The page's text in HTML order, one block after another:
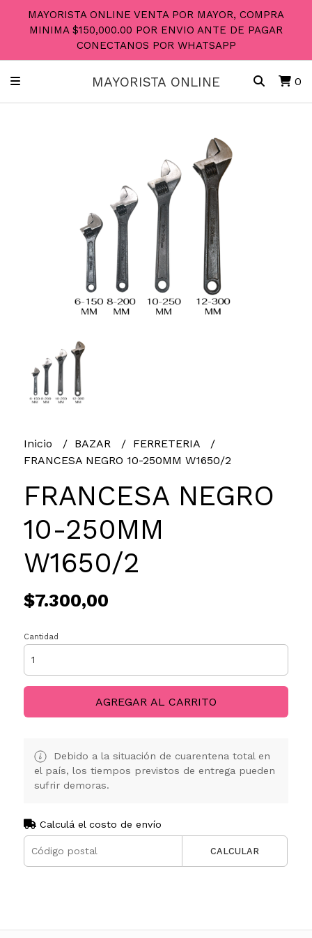
MAYORISTA ONLINE VENTA POR MAYOR, COMPRA
MINIMA $150,000.00 POR ENVIO ANTE DE PAGAR
CONECTANOS POR WHATSAPP
MAYORISTA ONLINE 0
Inicio BAZAR
FERRETERIA
FRANCESA NEGRO 10-250MM W1650/2
FRANCESA NEGRO
10-250MM
W1650/2
$7.300,00
Cantidad
AGREGAR AL CARRITO
Debido a la situación de cuarentena total en
el país, los tiempos previstos de entrega pueden
sufrir demoras.
Calculá el costo de envío
CALCULAR